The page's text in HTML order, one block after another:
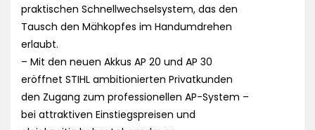
praktischen Schnellwechselsystem, das den
Tausch den Mähkopfes im Handumdrehen
erlaubt.
– Mit den neuen Akkus AP 20 und AP 30
eröffnet STIHL ambitionierten Privatkunden
den Zugang zum professionellen AP-System –
bei attraktiven Einstiegspreisen und